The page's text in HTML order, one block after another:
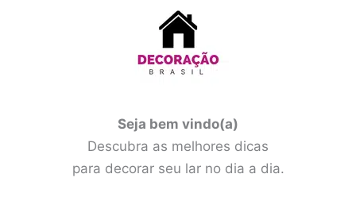
Seja bem vindo(a)
Descubra as melhores dicas
para decorar seu lar no dia a dia.